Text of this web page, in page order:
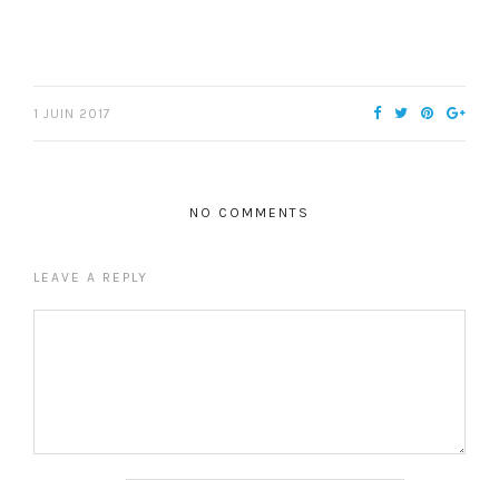
1 JUIN 2017
NO COMMENTS
LEAVE A REPLY